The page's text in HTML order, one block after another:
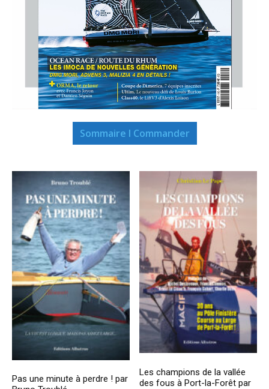
Sommaire I Commander
Pas une minute à perdre ! par
Les champions de la vallée
des fous à Port-la-Forêt par